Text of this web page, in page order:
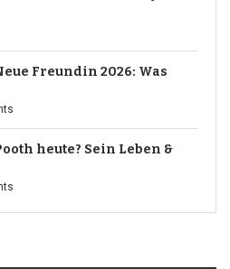
Freundin 2026: Was
heute? Sein Leben &